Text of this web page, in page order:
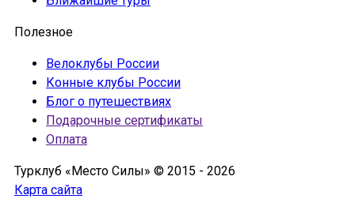
Полезное
Велоклубы России
Конные клубы России
Блог о путешествиях
Подарочные сертификаты
Оплата
Турклуб «Место Силы» © 2015 - 2026
Карта сайта